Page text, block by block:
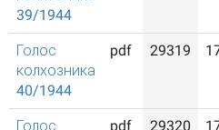
39/1944
Голос
колхозника
40/1944
pdf 29319
Голос pdf 29320